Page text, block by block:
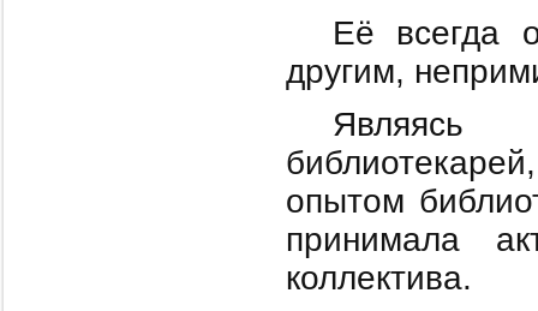
Её всегда
другим,
Являясь
опытом
принимала
коллектива.